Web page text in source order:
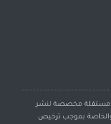
مستقلة مخصصة لنشر
والخاصة بموجب ترخيص